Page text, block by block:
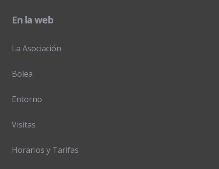
En la web
La Asociación
Bolea
Entorno
Visitas
Horarios y Tarifas